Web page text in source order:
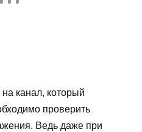
канал, который
проверить
Ведь даже при